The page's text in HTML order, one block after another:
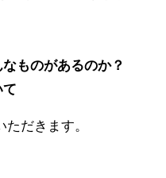
ものがあるのか？
だきます。